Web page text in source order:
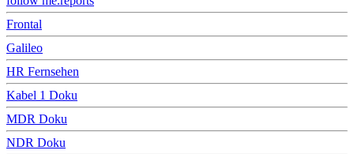
Frontal
Galileo
HR Fernsehen
Kabel 1 Doku
MDR Doku
NDR Doku